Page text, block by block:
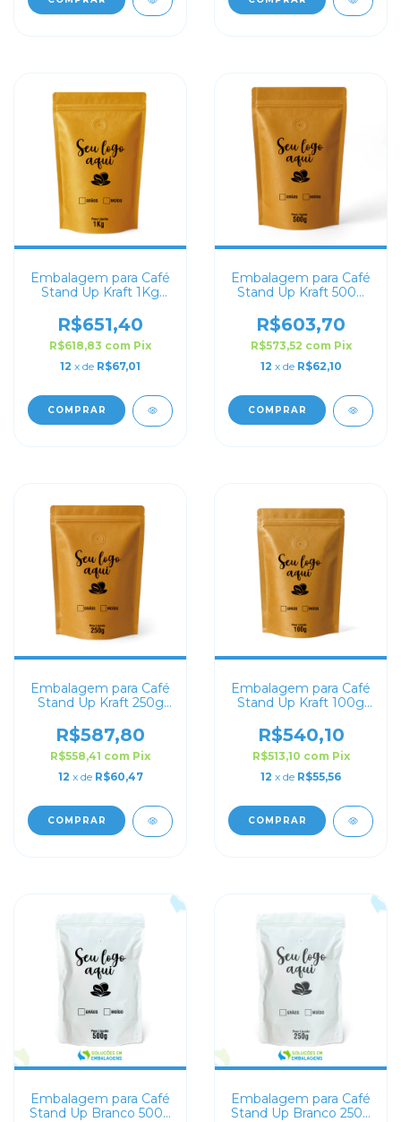
Embalagem para Café
Stand Up Kraft 1Kg
R$651,40
R$618,83 com Pix
12 x de R$67,01
COMPRAR
Embalagem para Café
Stand Up Kraft 500g
R$603,70
R$573,52 com Pix
12 x de R$62,10
COMPRAR
Embalagem para Café
Stand Up Kraft 250g
R$587,80
R$558,41 com Pix
12 x de R$60,47
COMPRAR
Embalagem para Café
Stand Up Kraft 100g
R$540,10
R$513,10 com Pix
12 x de R$55,56
COMPRAR
Embalagem para Café
Stand Up Branco 500g
Embalagem para Café
Stand Up Branco 250g